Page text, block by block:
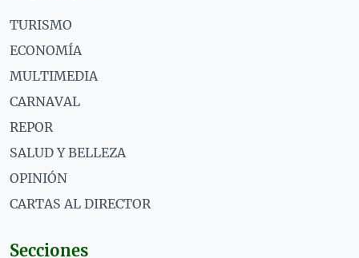
TURISMO
ECONOMÍA
MULTIMEDIA
CARNAVAL
REPOR
SALUD Y BELLEZA
OPINIÓN
CARTAS AL DIRECTOR
Secciones